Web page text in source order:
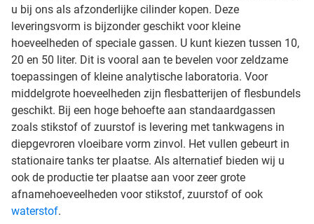
u bij ons als afzonderlijke cilinder kopen. Deze
leveringsvorm is bijzonder geschikt voor kleine
hoeveelheden of speciale gassen. U kunt kiezen tussen 10,
20 en 50 liter. Dit is vooral aan te bevelen voor zeldzame
toepassingen of kleine analytische laboratoria. Voor
middelgrote hoeveelheden zijn flesbatterijen of flesbundels
geschikt. Bij een hoge behoefte aan standaardgassen
zoals stikstof of zuurstof is levering met tankwagens in
diepgevroren vloeibare vorm zinvol. Het vullen gebeurt in
stationaire tanks ter plaatse. Als alternatief bieden wij u
ook de productie ter plaatse aan voor zeer grote
afnamehoeveelheden voor stikstof, zuurstof of ook
waterstof.